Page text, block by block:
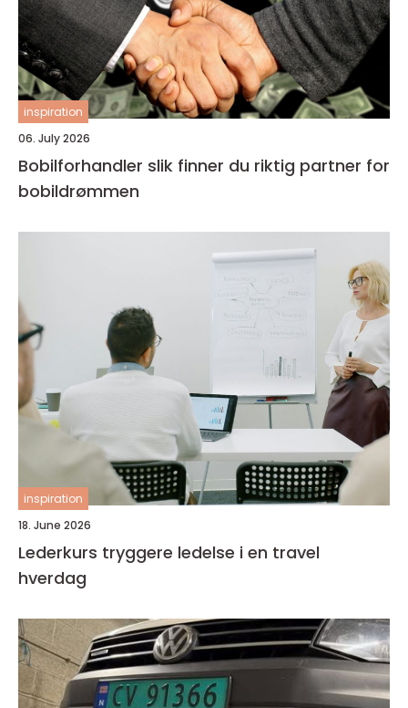
inspiration
06. July 2026
Bobilforhandler slik finner du riktig partner for
bobildrømmen
inspiration
18. June 2026
Lederkurs tryggere ledelse i en travel
hverdag